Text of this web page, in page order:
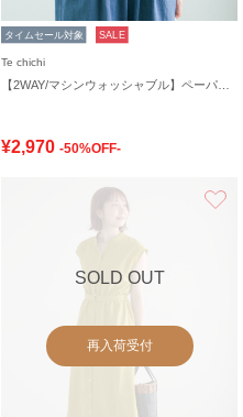
タイムセール対象 SALE
Te chichi
¥2,970 -50%OFF-
SOLD OUT
再入荷受付